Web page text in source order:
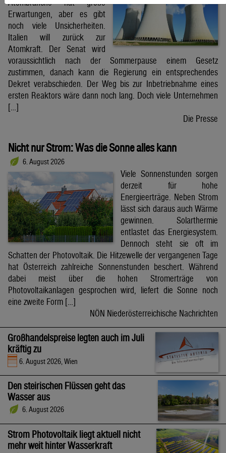
Atombranche hat große
Erwartungen, aber es gibt
noch viele Unsicherheiten.
Italien will zurück zur
Atomkraft. Der Senat wird
voraussichtlich nach der Sommerpause einem Gesetz
zustimmen, danach kann die Regierung ein entsprechendes
Dekret verabschieden. Der Weg bis zur Inbetriebnahme eines
ersten Reaktors wäre dann noch lang. Doch viele Unternehmen
[…]
Die Presse
Nicht nur Strom: Was die Sonne alles kann
6. August 2026
Viele Sonnenstunden sorgen
derzeit für hohe
Energieerträge. Neben Strom
lässt sich daraus auch Wärme
gewinnen. Solarthermie
entlastet das Energiesystem.
Dennoch steht sie oft im
Schatten der Photovoltaik. Die Hitzewelle der vergangenen Tage
hat Österreich zahlreiche Sonnenstunden beschert. Während
dabei meist über die hohen Stromerträge von
Photovoltaikanlagen gesprochen wird, liefert die Sonne noch
eine zweite Form […]
NÖN Niederösterreichische Nachrichten
Großhandelspreise legten auch im Juli
kräftig zu
6. August 2026, Wien
Den steirischen Flüssen geht das
Wasser aus
6. August 2026
Strom Photovoltaik liegt aktuell nicht
mehr weit hinter Wasserkraft